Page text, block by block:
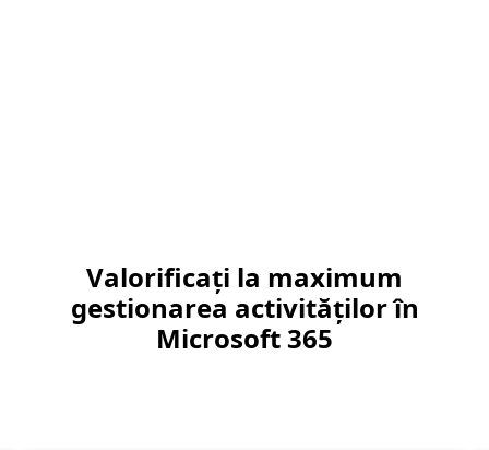
Valorificați la maximum
gestionarea activităților în
Microsoft 365